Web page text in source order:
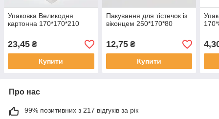
Упаковка Великодня
картонна 170*170*210
23,45 ₴
Купити
Пакування для тістечок із
віконцем 250*170*80
12,75₴
Купити
Про нас
99% позитивних з 217 відгуків за рік